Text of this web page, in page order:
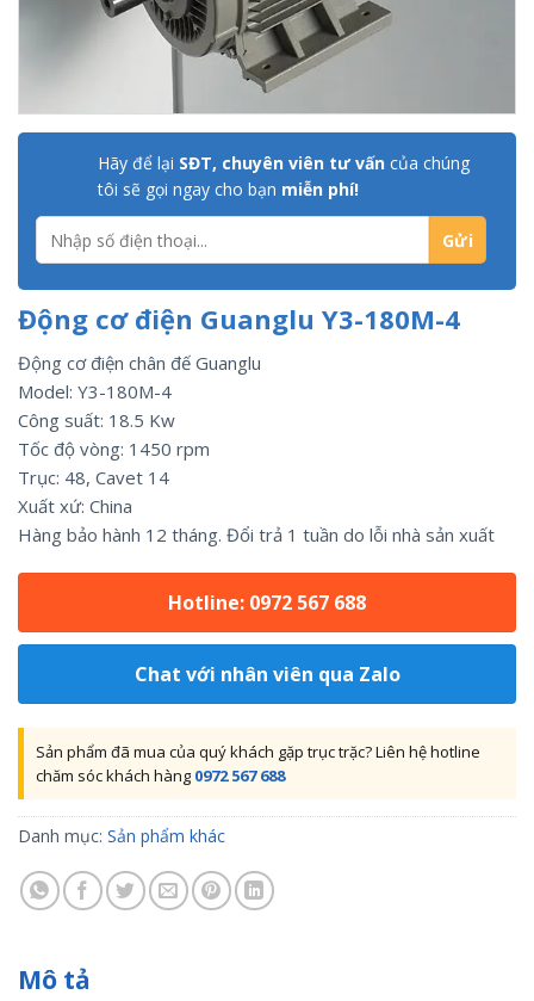
Hãy để lại SĐT, chuyên viên tư vấn của chúng
tôi sẽ gọi ngay cho bạn miễn phí!
Động cơ điện Guanglu Y3-180M-4
Động cơ điện chân đế Guanglu
Model: Y3-180M-4
Công suất: 18.5 Kw
Tốc độ vòng: 1450 rpm
Trục: 48, Cavet 14
Xuất xứ: China
Hàng bảo hành 12 tháng. Đổi trả 1 tuần do lỗi nhà sản xuất
Hotline: 0972 567 688
Chat với nhân viên qua Zalo
Sản phẩm đã mua của quý khách gặp trục trặc? Liên hệ hotline
chăm sóc khách hàng 0972 567 688
Danh mục: Sản phẩm khác
Mô tả